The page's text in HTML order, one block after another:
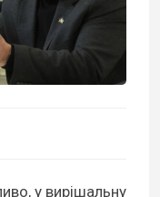
у вирішальну